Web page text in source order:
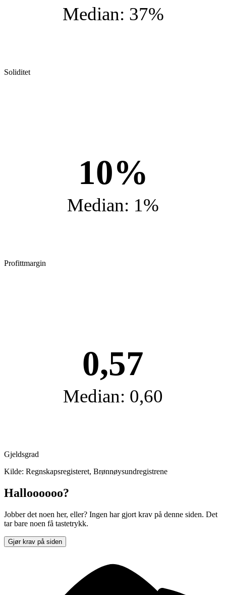
Median: 37%
Soliditet
10%
Median: 1%
Profittmargin
0,57
Median: 0,60
Gjeldsgrad
Kilde: Regnskapsregisteret, Brønnøysundregistrene
Halloooooo?
Jobber det noen her, eller? Ingen har gjort krav på denne siden. Det
tar bare noen få tastetrykk.
Gjør krav på siden